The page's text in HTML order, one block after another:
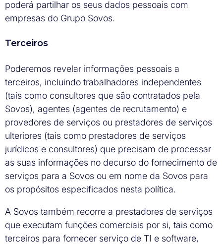
poderá partilhar os seus dados pessoais com
empresas do Grupo Sovos.
Terceiros
Poderemos revelar informações pessoais a
terceiros, incluindo trabalhadores independentes
(tais como consultores que são contratados pela
Sovos), agentes (agentes de recrutamento) e
provedores de serviços ou prestadores de serviços
ulteriores (tais como prestadores de serviços
jurídicos e consultores) que precisam de processar
as suas informações no decurso do fornecimento de
serviços para a Sovos ou em nome da Sovos para
os propósitos especificados nesta política.
A Sovos também recorre a prestadores de serviços
que executam funções comerciais por si, tais como
terceiros para fornecer serviço de TI e software,